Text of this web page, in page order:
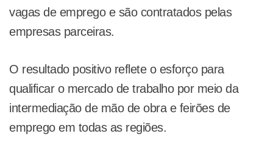
vagas de emprego e são contratados pelas
empresas parceiras.
O resultado positivo reflete o esforço para
qualificar o mercado de trabalho por meio da
intermediação de mão de obra e feirões de
emprego em todas as regiões.